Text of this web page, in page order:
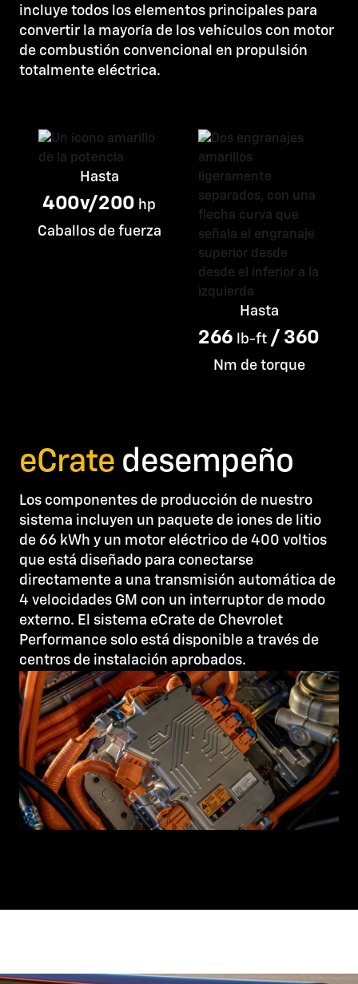
incluye todos los elementos principales para
convertir la mayoría de los vehículos con motor
de combustión convencional en propulsión
totalmente eléctrica.
Hasta
400v/200 hp
Caballos de fuerza
Hasta
266 lb-ft / 360
Nm de torque
eCrate desempeño
Los componentes de producción de nuestro
sistema incluyen un paquete de iones de litio
de 66 kWh y un motor eléctrico de 400 voltios
que está diseñado para conectarse
directamente a una transmisión automática de
4 velocidades GM con un interruptor de modo
externo. El sistema eCrate de Chevrolet
Performance solo está disponible a través de
centros de instalación aprobados.